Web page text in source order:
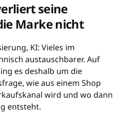
seine
Marke nicht
KI: Vieles im
austauschbarer. Auf
es deshalb um die
wie aus einem Shop
wird und wo dann
entsteht.